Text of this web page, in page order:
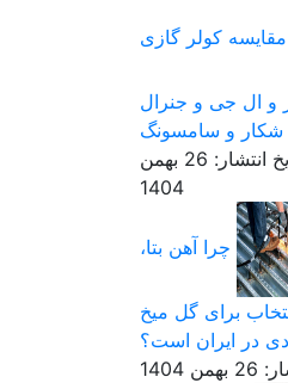
مقایسه کولر گازی
و ال جی و جنرال
شکار و سامسونگ
تاریخ انتشار: 26 بهمن
1404
چرا آهن بتا،
برای گل میخ
در ایران است؟
1404